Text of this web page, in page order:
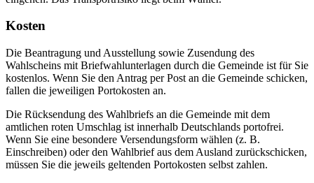
Kosten
Die Beantragung und Ausstellung sowie Zusendung des
Wahlscheins mit Briefwahlunterlagen durch die Gemeinde ist für Sie
kostenlos. Wenn Sie den Antrag per Post an die Gemeinde schicken,
fallen die jeweiligen Portokosten an.
Die Rücksendung des Wahlbriefs an die Gemeinde mit dem
amtlichen roten Umschlag ist innerhalb Deutschlands portofrei.
Wenn Sie eine besondere Versendungsform wählen (z. B.
Einschreiben) oder den Wahlbrief aus dem Ausland zurückschicken,
müssen Sie die jeweils geltenden Portokosten selbst zahlen.